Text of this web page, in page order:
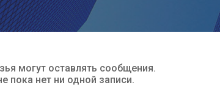
могут оставлять сообщения.
пока нет ни одной записи.